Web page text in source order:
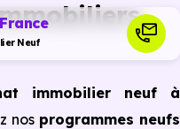
Neuf
immobilier neuf à
nos programmes neufs